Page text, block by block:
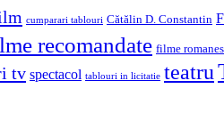
cumparari tablouri Cătălin D. Constantin
recomandate filme
tv spectacol tablouri in licitatie teatru